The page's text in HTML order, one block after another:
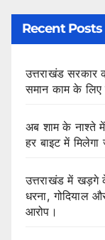
Recent Posts
उत्तराखंड
समान काम के लिए
अब शाम के नाश्ते
हर बाइट में
उत्तराखंड में खड़गे
धरना, गोदियाल
आरोप।